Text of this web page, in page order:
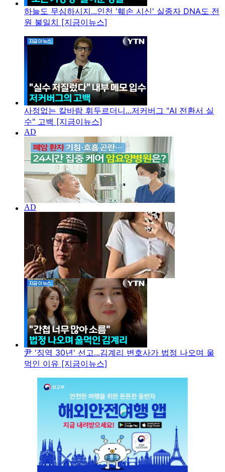
하늘도 무심하시지...인천 '훼손 시신' 실종자 DNA도 전
원 불일치 [지금이뉴스]
사정없는 칼바람 휘두르더니...저커버그 "AI 전환서 실
수" 고백 [지금이뉴스]
尹 '징역 30년' 선고...김계리 변호사가 법정 나오며 울
먹인 이유 [지금이뉴스]